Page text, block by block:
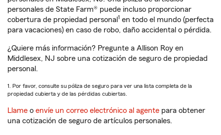
personales de State Farm® puede incluso proporcionar
cobertura de propiedad personal 1 en todo el mundo (perfecta
para vacaciones) en caso de robo, daño accidental o pérdida.
¿Quiere más información? Pregunte a Allison Roy en
Middlesex, NJ sobre una cotización de seguro de propiedad
personal.
1. Por favor, consulte su póliza de seguro para ver una lista completa de la
propiedad cubierta y de las pérdidas cubiertas.
Llame o envíe un correo electrónico al agente para obtener
una cotización de seguro de artículos personales.